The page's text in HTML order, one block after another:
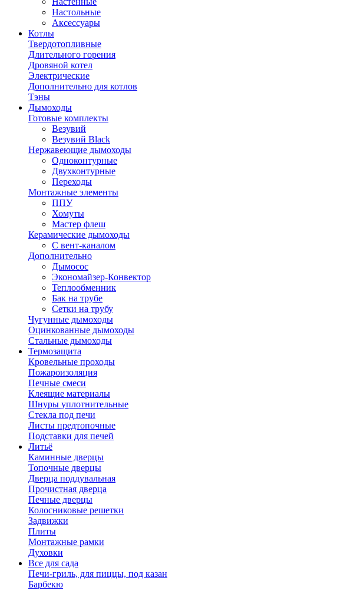
Настольные
Аксессуары
Котлы
Твердотопливные
Длительного горения
Дровяной котел
Электрические
Дополнительно для котлов
Тэны
Дымоходы
Готовые комплекты
Везувий
Везувий Black
Нержавеющие дымоходы
Одноконтурные
Двухконтурные
Переходы
Монтажные элементы
ППУ
Хомуты
Мастер флеш
Керамические дымоходы
С вент-каналом
Дополнительно
Дымосос
Экономайзер-Конвектор
Теплообменник
Бак на трубе
Сетки на трубу
Чугунные дымоходы
Оцинкованные дымоходы
Стальные дымоходы
Термозащита
Кровельные проходы
Пожароизоляция
Печные смеси
Клеящие материалы
Шнуры уплотнительные
Стекла под печи
Листы предтопочные
Подставки для печей
Литьё
Каминные дверцы
Топочные дверцы
Дверца поддувальная
Прочистная дверца
Печные дверцы
Колосниковые решетки
Задвижки
Плиты
Монтажные рамки
Духовки
Все для сада
Печи-гриль, для пиццы, под казан
Барбекю